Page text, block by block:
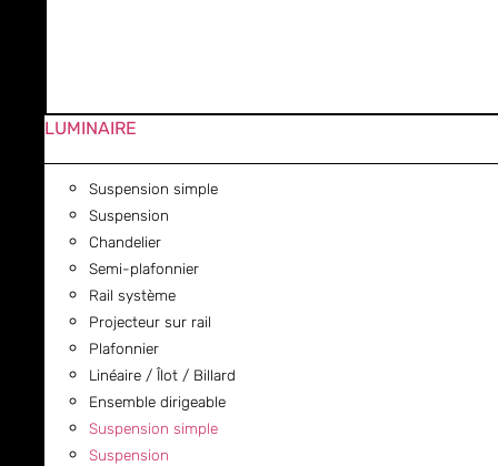
LUMINAIRE
Suspension simple
Suspension
Chandelier
Semi-plafonnier
Rail système
Projecteur sur rail
Plafonnier
Linéaire / Îlot / Billard
Ensemble dirigeable
Suspension simple
Suspension